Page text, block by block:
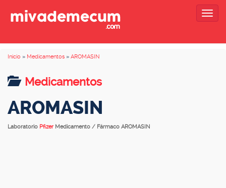
Inicio » Medicamentos » AROMASIN
Medicamentos
AROMASIN
Laboratorio Pfizer Medicamento / Fármaco AROMASIN